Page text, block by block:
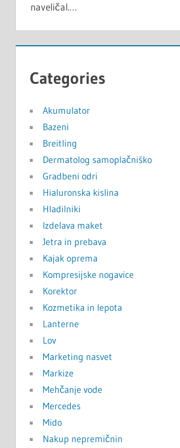
naveličal.…
Categories
Akumulator
Bazeni
Breitling
Dermatolog samoplačniško
Gradbeni odri
Hialuronska kislina
Hladilniki
Izdelava maket
Jetra in prebava
Kajak oprema
Kompresijske nogavice
Korektor
Kozmetika in lepota
Lanterne
Lov
Marketing nasvet
Markize
Mehčanje vode
Mercedes
Mido
Nakup nepremičnin